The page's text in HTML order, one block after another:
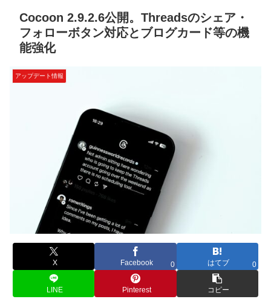
Cocoon 2.9.2.6公開。Threadsのシェア・
フォローボタン対応とブログカード等の機
能強化
アップデート情報
X Facebook 0 はてブ 0
LINE Pinterest コピー